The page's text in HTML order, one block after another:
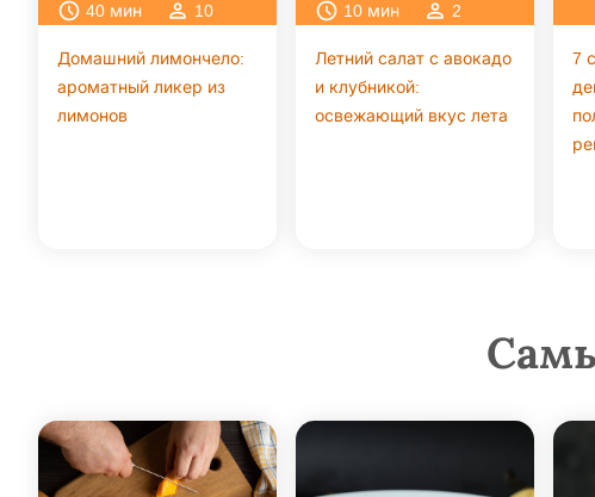
40 мин 10
Домашний лимончело:
ароматный ликер из
лимонов
10 мин 2
Летний салат с авокадо
и клубникой:
освежающий вкус лета
7